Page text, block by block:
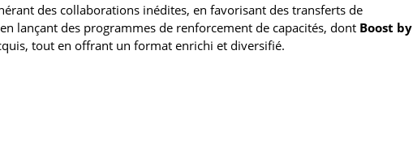
des collaborations inédites, en favorisant des transferts de
lançant des programmes de renforcement de capacités, dont Boost by
tout en offrant un format enrichi et diversifié.